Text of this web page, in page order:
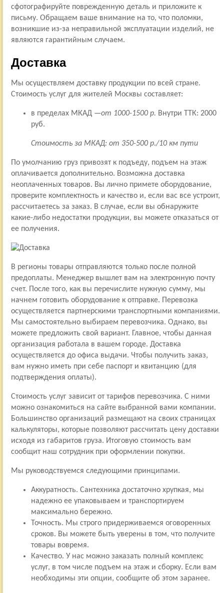
сфотографируйте поврежденную деталь и приложите к
письму. Обращаем ваше внимание на то, что поломки,
возникшие из-за неправильной эксплуатации изделий, не
являются гарантийным случаем.
Доставка
Мы осуществляем доставку продукции по всей стране.
Стоимость услуг для жителей Москвы составляет:
в пределах МКАД —от 1000-1500 р. Внутри ТТК: 2000
руб.
Стоимость за МКАД: от 350-500 р./10 км пути
По умолчанию груз привозят к подъеду, подъем на этаж
оплачивается дополнительно. Возможна доставка
неоплаченных товаров. Вы лично примете оборудование,
проверите комплектность и качество и, если вас все устроит,
рассчитаетесь за заказ. В случае, если вы обнаружите
какие-либо недостатки продукции, вы можете отказаться от
ее получения.
В регионы товары отправляются только после полной
предоплаты. Менеджер вышлет вам на электронную почту
счет. После того, как вы перечислите нужную сумму, мы
начнем готовить оборудование к отправке. Перевозка
осуществляется партнерскими транспортными компаниями.
Мы самостоятельно выбираем перевозчика. Однако, вы
можете предложить свой вариант. Главное, чтобы данная
организация работала в вашем городе. Доставка
осуществляется до офиса выдачи. Чтобы получить заказ,
вам нужно иметь при себе паспорт и квитанцию (для
подтверждения оплаты).
Стоимость услуг зависит от тарифов перевозчика. С ними
можно ознакомиться на сайте выбранной вами компании.
Большинство организаций размещают на своих страницах
калькуляторы, которые позволяют рассчитать цену доставки
исходя из габаритов груза. Итоговую стоимость вам
сообщит наш сотрудник при оформлении покупки.
Мы руководствуемся следующими принципами.
Аккуратность. Сантехника достаточно хрупкая, мы
надежно ее упаковываем и транспортируем
максимально бережно.
Точность. Мы строго придерживаемся оговоренных
сроков. Вы можете быть уверены в том, что получите
товары вовремя.
Качество. У нас можно заказать полный комплекс
услуг, в том числе подъем на этаж и сборку. Если вам
необходимы эти опции, сообщите об этом заранее.